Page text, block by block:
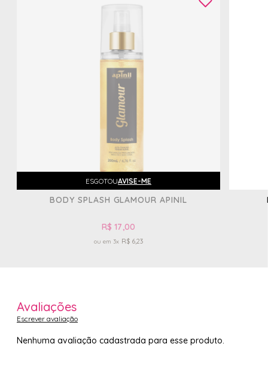
ESGOTOUAVISE-ME
BODY SPLASH GLAMOUR APINIL
R$ 17,00
3x R$ 6,23
Avaliações
Escrever avaliação
Nenhuma avaliação cadastrada para esse produto.